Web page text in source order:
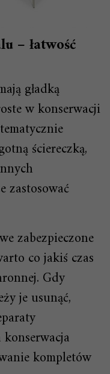
– łatwość
gładką
w konserwacji
ściereczką,
zastosować
zabezpieczone
co jakiś czas
Gdy
je usunąć,
konserwacja
kompletów